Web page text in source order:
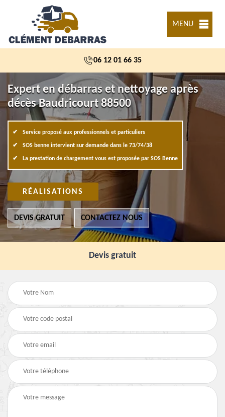
MENU
06 12 01 66 35
Expert en débarras et nettoyage après
décès Baudricourt 88500
Service proposé aux professionnels et particuliers
SOS benne intervient sur demande dans le 73/74/38
La prestation de chargement vous est proposée par SOS Benne
RÉALISATIONS
DEVIS GRATUIT CONTACTEZ NOUS
Devis gratuit